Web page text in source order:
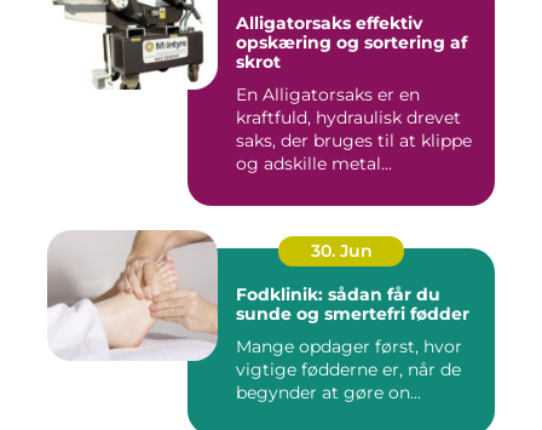
Alligatorsaks effektiv
opskæring og sortering af
skrot
En Alligatorsaks er en
kraftfuld, hydraulisk drevet
saks, der bruges til at klippe
og adskille metal...
30. Jun
Fodklinik: sådan får du
sunde og smertefri fødder
Mange opdager først, hvor
vigtige fødderne er, når de
begynder at gøre on...